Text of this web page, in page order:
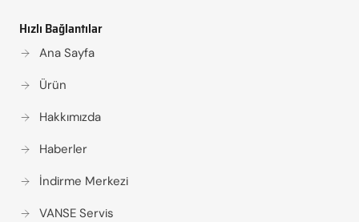
Hızlı Bağlantılar
Ana Sayfa
Ürün
Hakkımızda
Haberler
İndirme Merkezi
VANSE Servis